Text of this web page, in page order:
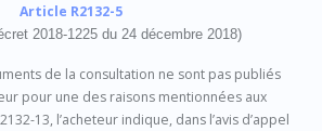
Article R2132-5
2018-1225 du 24 décembre 2018)
de la consultation ne sont pas publiés
pour une des raisons mentionnées aux
13, l’acheteur indique, dans l’avis d’appel